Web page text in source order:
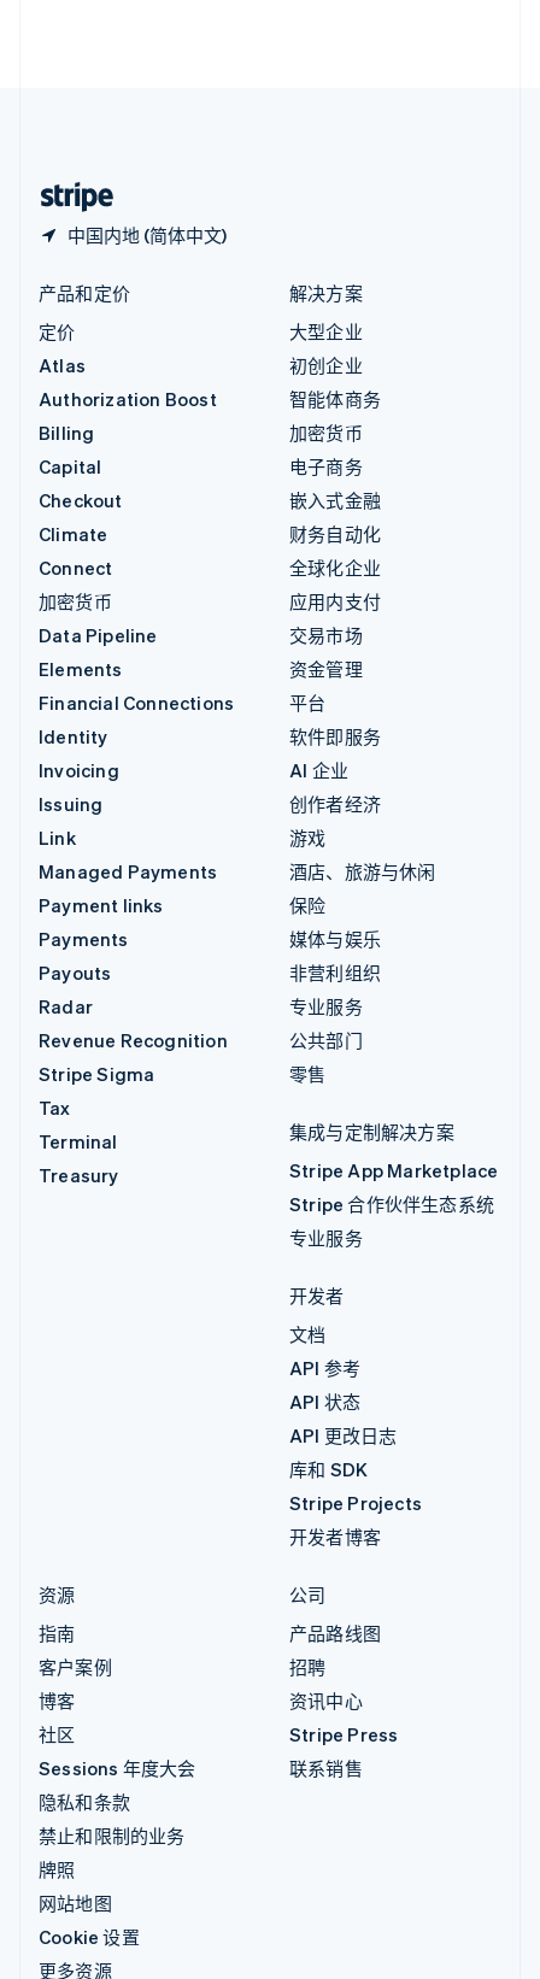
中国内地 (简体中文)
产品和定价
定价
Atlas
Authorization Boost
Billing
Capital
Checkout
Climate
Connect
加密货币
Data Pipeline
Elements
Financial Connections
Identity
Invoicing
Issuing
Link
Managed Payments
Payment links
Payments
Payouts
Radar
Revenue Recognition
Stripe Sigma
Tax
Terminal
Treasury
解决方案
大型企业
初创企业
智能体商务
加密货币
电子商务
嵌入式金融
财务自动化
全球化企业
应用内支付
交易市场
资金管理
平台
软件即服务
AI 企业
创作者经济
游戏
酒店、旅游与休闲
保险
媒体与娱乐
非营利组织
专业服务
公共部门
零售
集成与定制解决方案
Stripe App Marketplace
Stripe 合作伙伴生态系统
专业服务
开发者
文档
API 参考
API 状态
API 更改日志
库和 SDK
Stripe Projects
开发者博客
资源
指南
客户案例
博客
社区
Sessions 年度大会
隐私和条款
禁止和限制的业务
牌照
网站地图
Cookie 设置
更多资源
公司
产品路线图
招聘
资讯中心
Stripe Press
联系销售